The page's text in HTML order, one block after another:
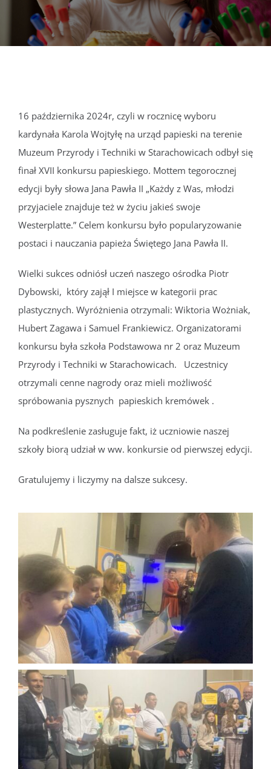
DOKUMENTY
PROJEKTY
WYKUS
KONTAKT
16 października 2024r, czyli w rocznicę wyboru
kardynała Karola Wojtyłę na urząd papieski na terenie
Muzeum Przyrody i Techniki w Starachowicach odbył się
finał XVII konkursu papieskiego. Mottem tegorocznej
edycji były słowa Jana Pawła II „Każdy z Was, młodzi
przyjaciele znajduje też w życiu jakieś swoje
Westerplatte.” Celem konkursu było popularyzowanie
postaci i nauczania papieża Świętego Jana Pawła II.
Wielki sukces odniósł uczeń naszego ośrodka Piotr
Dybowski, który zajął I miejsce w kategorii prac
plastycznych. Wyróżnienia otrzymali: Wiktoria Wożniak,
Hubert Zagawa i Samuel Frankiewicz. Organizatorami
konkursu była szkoła Podstawowa nr 2 oraz Muzeum
Przyrody i Techniki w Starachowicach. Uczestnicy
otrzymali cenne nagrody oraz mieli możliwość
spróbowania pysznych papieskich kremówek .
Na podkreślenie zasługuje fakt, iż uczniowie naszej
szkoły biorą udział w ww. konkursie od pierwszej edycji.
Gratulujemy i liczymy na dalsze sukcesy.